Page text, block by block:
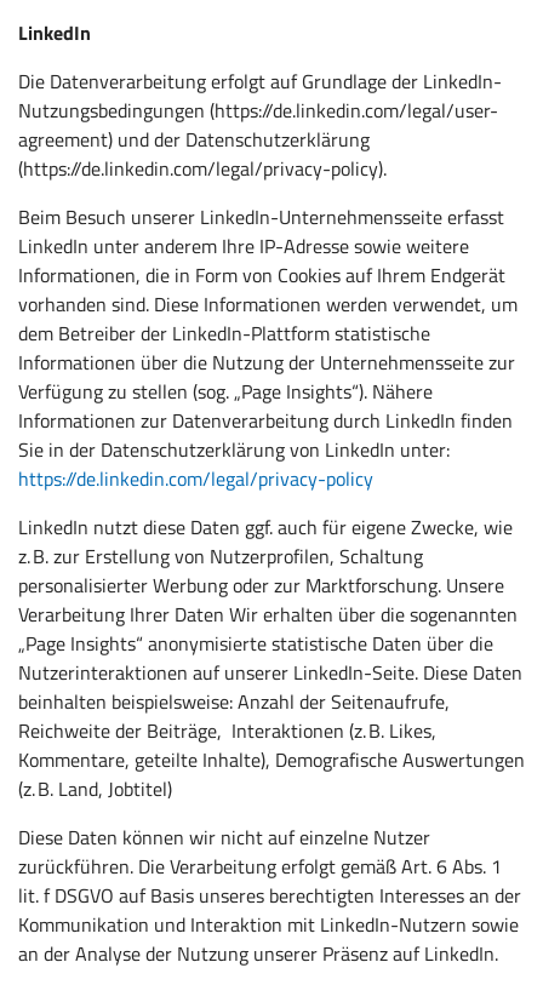
LinkedIn
Die Datenverarbeitung erfolgt auf Grundlage der LinkedIn-
Nutzungsbedingungen (https://de.linkedin.com/legal/user-
agreement) und der Datenschutzerklärung
(https://de.linkedin.com/legal/privacy-policy).
Beim Besuch unserer LinkedIn-Unternehmensseite erfasst
LinkedIn unter anderem Ihre IP-Adresse sowie weitere
Informationen, die in Form von Cookies auf Ihrem Endgerät
vorhanden sind. Diese Informationen werden verwendet, um
dem Betreiber der LinkedIn-Plattform statistische
Informationen über die Nutzung der Unternehmensseite zur
Verfügung zu stellen (sog. „Page Insights“). Nähere
Informationen zur Datenverarbeitung durch LinkedIn finden
Sie in der Datenschutzerklärung von LinkedIn unter:
https://de.linkedin.com/legal/privacy-policy
LinkedIn nutzt diese Daten ggf. auch für eigene Zwecke, wie
z. B. zur Erstellung von Nutzerprofilen, Schaltung
personalisierter Werbung oder zur Marktforschung. Unsere
Verarbeitung Ihrer Daten Wir erhalten über die sogenannten
„Page Insights“ anonymisierte statistische Daten über die
Nutzerinteraktionen auf unserer LinkedIn-Seite. Diese Daten
beinhalten beispielsweise: Anzahl der Seitenaufrufe,
Reichweite der Beiträge, Interaktionen (z. B. Likes,
Kommentare, geteilte Inhalte), Demografische Auswertungen
(z. B. Land, Jobtitel)
Diese Daten können wir nicht auf einzelne Nutzer
zurückführen. Die Verarbeitung erfolgt gemäß Art. 6 Abs. 1
lit. f DSGVO auf Basis unseres berechtigten Interesses an der
Kommunikation und Interaktion mit LinkedIn-Nutzern sowie
an der Analyse der Nutzung unserer Präsenz auf LinkedIn.